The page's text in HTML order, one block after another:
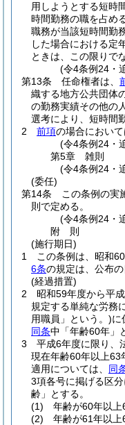
用しようとする短時
時間勤務の職を占め
職務が当該短時間勤
した場合における定
ときは、この限りで
(令4条例24・
第13条
任命権者は、
織する地方公共団体
の勤務実績その他の
選考により、短時間
2
前項の場合において
(令4条例24・
第5章
雑則
(令4条例24・
(委任)
第14条
この条例の実
則で定める。
(令4条例24・
附 則
(施行期日)
1
この条例は、昭和
6条の規定は、公布の
(経過措置)
2
昭和59年度から平
規定する単純な労務
用職員」という。)に
同条中「年齢60年」
3
平成6年度に限り、
現在年齢60年以上63
適用については、 同
3項各号に掲げる区
齢」とする。
(1)
年齢が60年以
(2)
年齢が61年以